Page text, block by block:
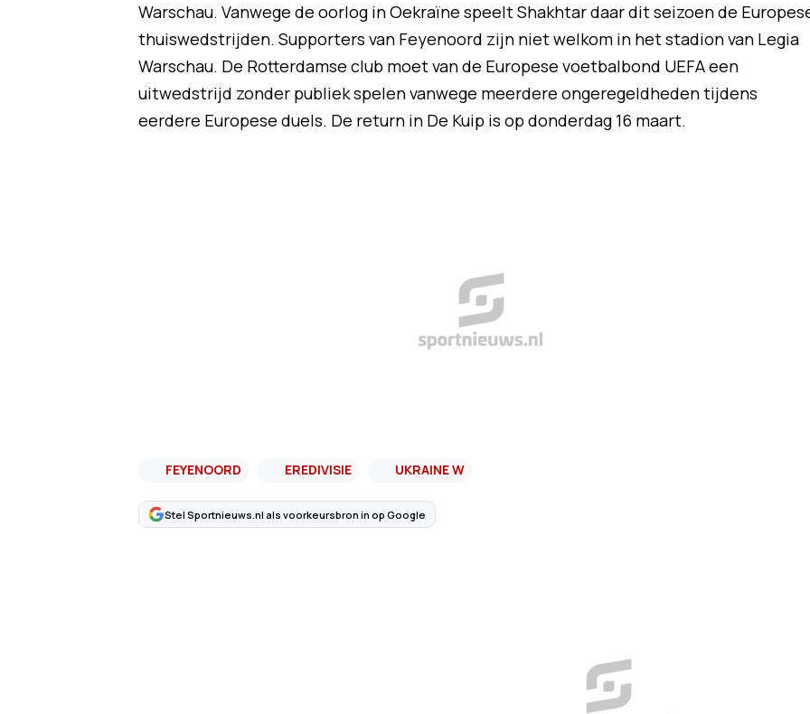
Warschau. Vanwege de oorlog in Oekraïne speelt Shakhtar daar dit seizoen de
thuiswedstrijden. Supporters van Feyenoord zijn niet welkom in het stadion van Legia
Warschau. De Rotterdamse club moet van de Europese voetbalbond UEFA een
uitwedstrijd zonder publiek spelen vanwege meerdere ongeregeldheden tijdens
eerdere Europese duels. De return in De Kuip is op donderdag 16 maart.
FEYENOORD EREDIVISIE UKRAINE W
Stel Sportnieuws.nl als voorkeursbron in op Google